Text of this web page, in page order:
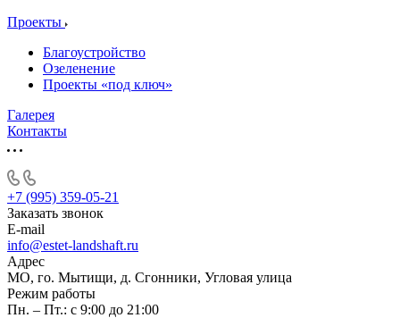
Проекты
Благоустройство
Озеленение
Проекты «под ключ»
Галерея
Контакты
+7 (995) 359-05-21
Заказать звонок
E-mail
info@estet-landshaft.ru
Адрес
МО, го. Мытищи, д. Сгонники, Угловая улица
Режим работы
Пн. – Пт.: с 9:00 до 21:00